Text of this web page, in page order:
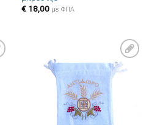
€18,00 με ΦΠΑ
Πρόσθήκη
στην λίστα